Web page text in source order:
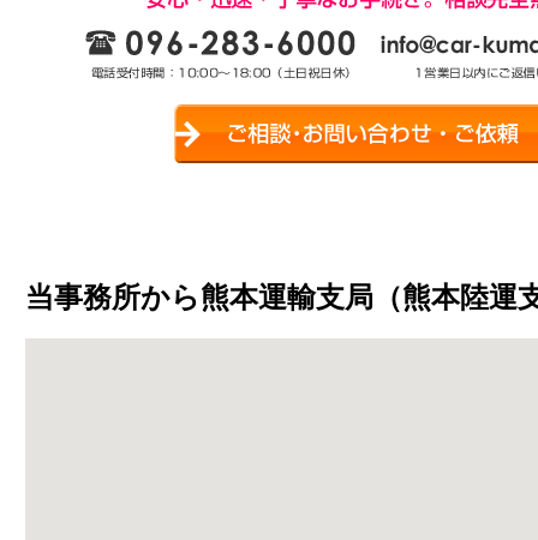
当事務所から熊本運輸支局（熊本陸運